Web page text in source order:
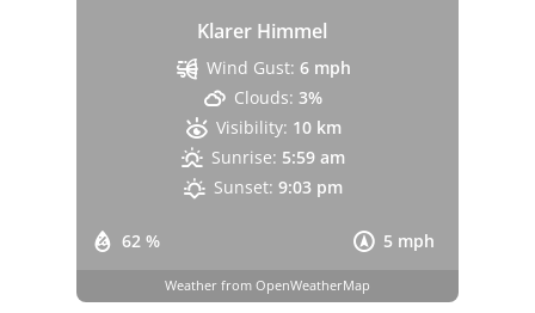
Klarer Himmel
62 % 5 mph
Wind Gust: 6 mph
Clouds: 3%
Visibility: 10 km
Sunrise: 5:59 am
Sunset: 9:03 pm
Weather from OpenWeatherMap